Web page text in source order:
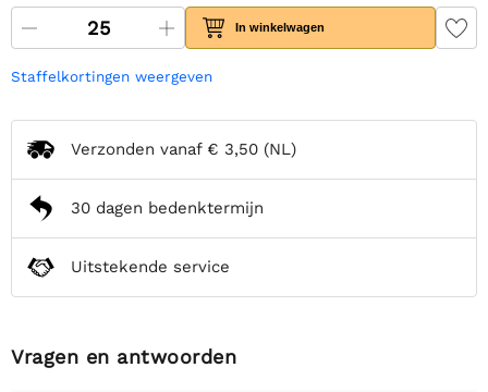
In winkelwagen
Staffelkortingen weergeven
Verzonden vanaf € 3,50 (NL)
30 dagen bedenktermijn
Uitstekende service
Vragen en antwoorden